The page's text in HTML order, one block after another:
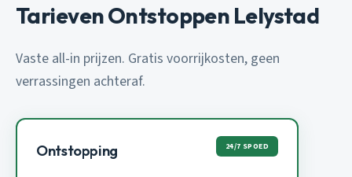
Tarieven Ontstoppen Lelystad
Vaste all-in prijzen. Gratis voorrijkosten, geen
verrassingen achteraf.
Ontstopping 24/7 SPOED